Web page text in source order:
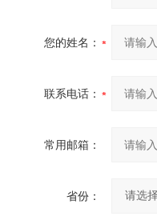
您的姓名：
联系电话：
常用邮箱：
省份：